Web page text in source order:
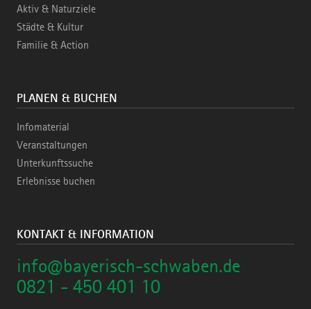
Aktiv & Naturziele
Städte & Kultur
Familie & Action
PLANEN & BUCHEN
Infomaterial
Veranstaltungen
Unterkunftssuche
Erlebnisse buchen
KONTAKT & INFORMATION
info@bayerisch-schwaben.de
0821 - 450 401 10